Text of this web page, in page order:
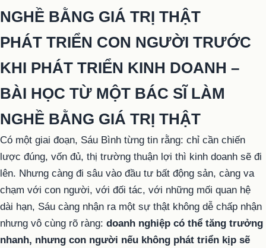
NGHỀ BẰNG GIÁ TRỊ THẬT
PHÁT TRIỂN CON NGƯỜI TRƯỚC
KHI PHÁT TRIỂN KINH DOANH –
BÀI HỌC TỪ MỘT BÁC SĨ LÀM
NGHỀ BẰNG GIÁ TRỊ THẬT
Có một giai đoạn, Sáu Bình từng tin rằng: chỉ cần chiến
lược đúng, vốn đủ, thị trường thuận lợi thì kinh doanh sẽ đi
lên. Nhưng càng đi sâu vào đầu tư bất động sản, càng va
chạm với con người, với đối tác, với những mối quan hệ
dài hạn, Sáu càng nhận ra một sự thật không dễ chấp nhận
nhưng vô cùng rõ ràng: doanh nghiệp có thể tăng trưởng
nhanh, nhưng con người nếu không phát triển kịp sẽ